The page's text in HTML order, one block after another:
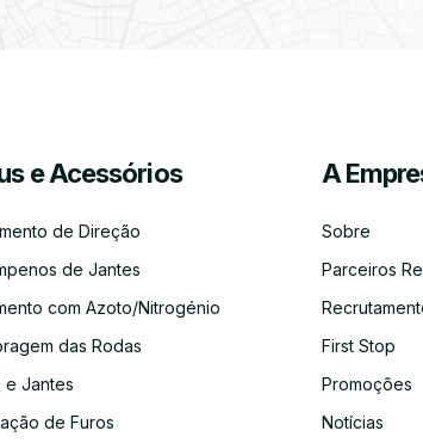
e Acessórios
de Direção
de Jantes
com Azoto/Nitrogénio
das Rodas
e Jantes
de Furos
A
Sobre
Parceiros
First Stop
Promoções
Notícias
Kit
Diagnóstico
Limpeza
do
Circuito
de
Refrigeração
Faróis